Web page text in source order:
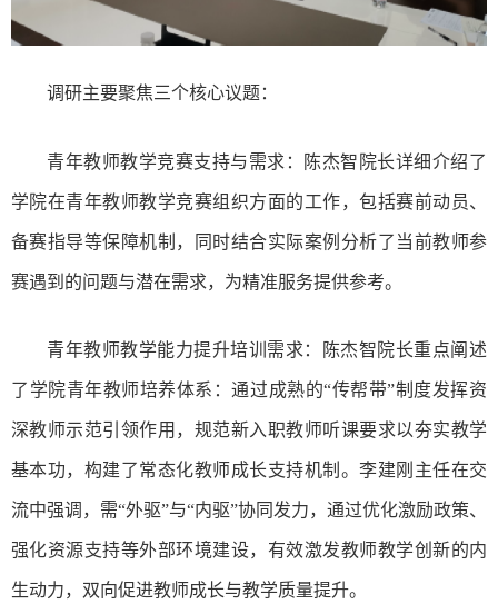
调研主要聚焦三个核心议题：
青年教师教学竞赛支持与需求： 陈杰智院长详细介绍了
学院在青年教师教学竞赛组织方面的工作，包括赛前动员、
备赛指导等保障机制，同时结合实际案例分析了当前教师参
赛遇到的问题与潜在需求，为精准服务提供参考。
青年教师教学能力提升培训需求：陈杰智院长重点阐述
了学院青年教师培养体系：通过成熟的“传帮带”制度发挥资
深教师示范引领作用，规范新入职教师听课要求以夯实教学
基本功，构建了常态化教师成长支持机制。李建刚主任在交
流中强调，需“外驱”与“内驱”协同发力，通过优化激励政策、
强化资源支持等外部环境建设，有效激发教师教学创新的内
生动力，双向促进教师成长与教学质量提升。